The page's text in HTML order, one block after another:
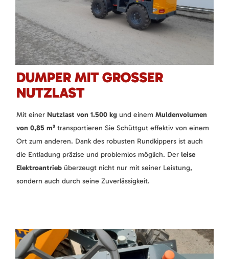
DUMPER MIT GROSSER N
UTZLAST
Mit einer Nutzlast von 1.500 kg und einem Muldenvolumen
von 0,85 m³ transportieren Sie Schüttgut effektiv von einem
Ort zum anderen. Dank des robusten Rundkippers ist auch
die Entladung präzise und problemlos möglich. Der leise
Elektroantrieb überzeugt nicht nur mit seiner Leistung,
sondern auch durch seine Zuverlässigkeit.